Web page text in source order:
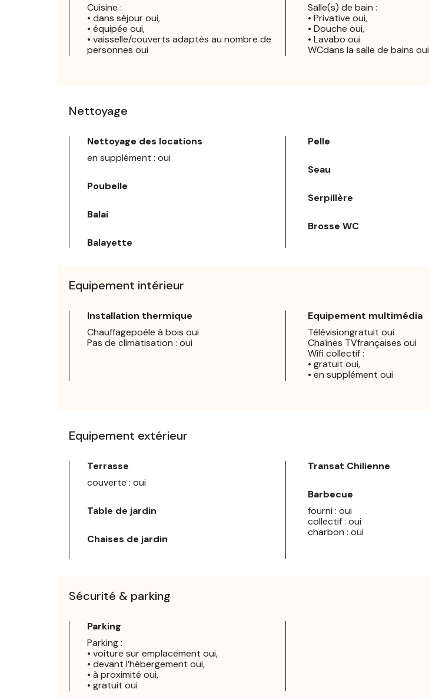
Cuisine :
• dans séjour oui,
• équipée oui,
• vaisselle/couverts adaptés au nombre de
personnes oui
Salle(s) de bain :
• Privative oui,
• Douche oui,
• Lavabo oui
WCdans la salle de bains oui
Nettoyage
Nettoyage des locations
en supplément : oui
Poubelle
Balai
Balayette
Pelle
Seau
Serpillère
Brosse WC
Equipement intérieur
Installation thermique
Chauffagepoêle à bois oui
Pas de climatisation : oui
Equipement multimédia
Télévisiongratuit oui
Chaînes TVfrançaises oui
Wifi collectif :
• gratuit oui,
• en supplément oui
Equipement extérieur
Terrasse
couverte : oui
Table de jardin
Chaises de jardin
Transat Chilienne
Barbecue
fourni : oui
collectif : oui
charbon : oui
Sécurité & parking
Parking
Parking :
• voiture sur emplacement oui,
• devant l’hébergement oui,
• à proximité oui,
• gratuit oui